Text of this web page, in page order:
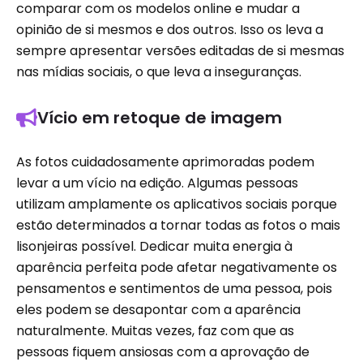
comparar com os modelos online e mudar a
opinião de si mesmos e dos outros. Isso os leva a
sempre apresentar versões editadas de si mesmas
nas mídias sociais, o que leva a inseguranças.
Vício em retoque de imagem
As fotos cuidadosamente aprimoradas podem
levar a um vício na edição. Algumas pessoas
utilizam amplamente os aplicativos sociais porque
estão determinados a tornar todas as fotos o mais
lisonjeiras possível. Dedicar muita energia à
aparência perfeita pode afetar negativamente os
pensamentos e sentimentos de uma pessoa, pois
eles podem se desapontar com a aparência
naturalmente. Muitas vezes, faz com que as
pessoas fiquem ansiosas com a aprovação de